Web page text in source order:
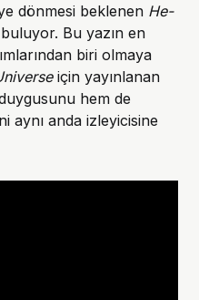
dönmesi beklenen He-
Bu yazın en
biri olmaya
için yayınlanan
hem de
aynı anda izleyicisine